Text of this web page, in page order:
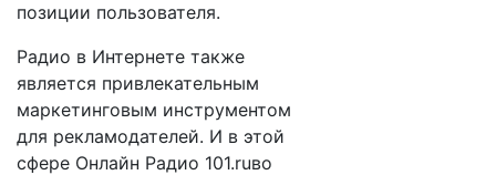
позиции пользователя.
Радио в Интернете также
является привлекательным
маркетинговым инструментом
для рекламодателей. И в этой
сфере Онлайн Радио 101.ruво